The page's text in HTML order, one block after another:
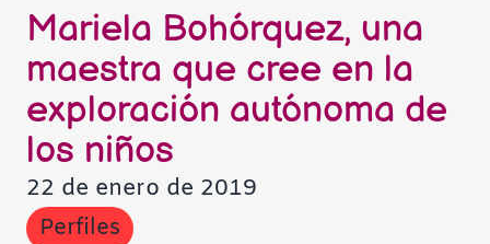
Mariela Bohórquez, una
maestra que cree en la
exploración autónoma de
los niños
22 de enero de 2019
Perfiles
Escala